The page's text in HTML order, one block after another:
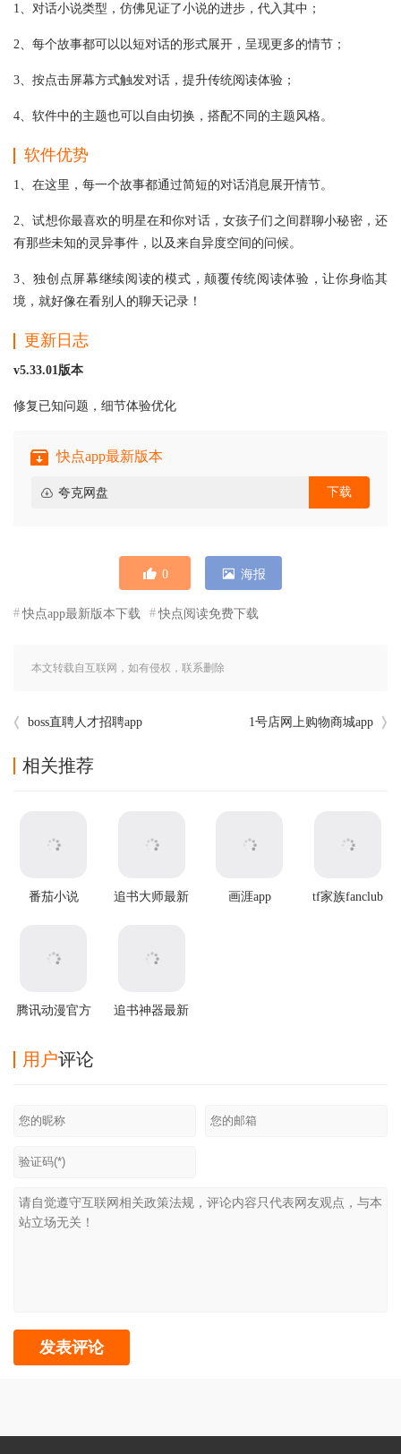
1、对话小说类型，仿佛见证了小说的进步，代入其中；
2、每个故事都可以以短对话的形式展开，呈现更多的情节；
3、按点击屏幕方式触发对话，提升传统阅读体验；
4、软件中的主题也可以自由切换，搭配不同的主题风格。
软件优势
1、在这里，每一个故事都通过简短的对话消息展开情节。
2、试想你最喜欢的明星在和你对话，女孩子们之间群聊小秘密，还
有那些未知的灵异事件，以及来自异度空间的问候。
3、独创点屏幕继续阅读的模式，颠覆传统阅读体验，让你身临其
境，就好像在看别人的聊天记录！
更新日志
v5.33.01版本
修复已知问题，细节体验优化
快点app最新版本
夸克网盘 下载
0 海报
快点app最新版本下载 快点阅读免费下载
本文转载自互联网，如有侵权，联系删除
boss直聘人才招聘app 1号店网上购物商城app
相关推荐
番茄小说
追书大师最新
画涯app
tf家族fanclub
腾讯动漫官方
追书神器最新
用户评论